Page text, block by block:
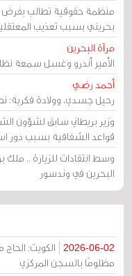
منظمة حقوقية تطالب بفرض
بحريني بسبب تعذيب
مرآة البحرين
الأمير أندرو وغسل سمعة
أحمد رضي
رحيل جسدي، وولادة فكرية:
وزير بريطاني سابق لشؤون
قواعد الشفافية بسبب دور
وسط انتقادات للزيارة ..
البحرين في وندسور
2026-06-02
الكويت:
مظلومًا بالسجن المركزي